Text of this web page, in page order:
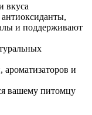
вкуса
и поддерживают
ароматизаторов и
вашему питомцу